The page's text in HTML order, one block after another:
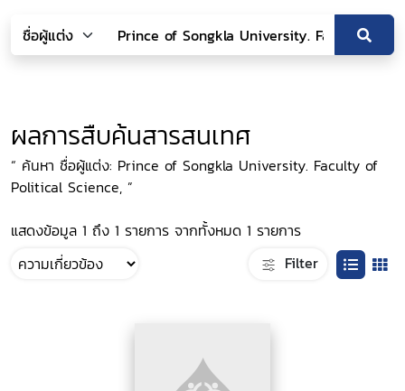
ผลการสืบค้นสารสนเทศ
“ ค้นหา ชื่อผู้แต่ง: Prince of Songkla University. Faculty of
Political Science, ”
แสดงข้อมูล 1 ถึง 1 รายการ จากทั้งหมด 1 รายการ
Filter